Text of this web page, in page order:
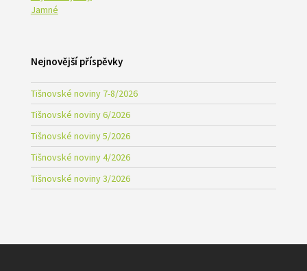
Jamné
Nejnovější příspěvky
Tišnovské noviny 7-8/2026
Tišnovské noviny 6/2026
Tišnovské noviny 5/2026
Tišnovské noviny 4/2026
Tišnovské noviny 3/2026